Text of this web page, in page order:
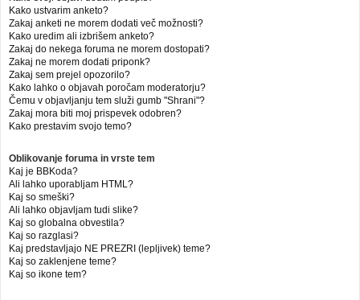
Kako ustvarim anketo?
Zakaj anketi ne morem dodati več možnosti?
Kako uredim ali izbrišem anketo?
Zakaj do nekega foruma ne morem dostopati?
Zakaj ne morem dodati priponk?
Zakaj sem prejel opozorilo?
Kako lahko o objavah poročam moderatorju?
Čemu v objavljanju tem služi gumb "Shrani"?
Zakaj mora biti moj prispevek odobren?
Kako prestavim svojo temo?
Oblikovanje foruma in vrste tem
Kaj je BBKoda?
Ali lahko uporabljam HTML?
Kaj so smeški?
Ali lahko objavljam tudi slike?
Kaj so globalna obvestila?
Kaj so razglasi?
Kaj predstavljajo NE PREZRI (lepljivek) teme?
Kaj so zaklenjene teme?
Kaj so ikone tem?